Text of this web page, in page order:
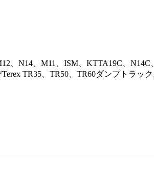
、N14、M11、ISM、KTTA19C、N14C
TR35、TR50、TR60ダンプトラッ